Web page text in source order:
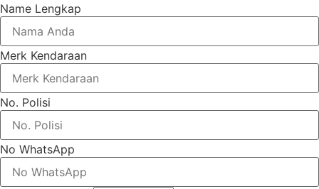
Name Lengkap
Merk Kendaraan
No. Polisi
No WhatsApp